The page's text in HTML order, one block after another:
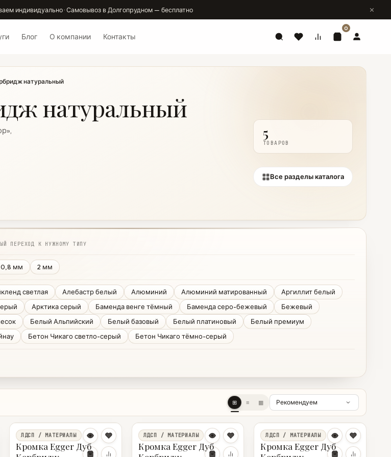
индивидуально · Самовывоз в Долгопрудном — бесплатно
Блог О компании Контакты
0
натуральный
натуральный
Все разделы каталога
5
ТОВАРОВ
ПЕРЕХОД К НУЖНОМУ ТИПУ
0,8 мм 2 мм
светлая Алебастр белый Алюминий Алюминий матированный
Аргиллит белый
Арктика серый Баменда венге тёмный Баменда серо-бежевый
Бежевый
Белый Альпийский Белый базовый Белый платиновый
Белый премиум
Бетон Чикаго светло-серый Бетон Чикаго тёмно-серый
⊞ ≡ ▦
ЛДСП / МАТЕРИАЛЫ
Кромка Egger Дуб
ЛДСП / МАТЕРИАЛЫ
Кромка Egger Дуб
ЛДСП / МАТЕРИАЛЫ
Кромка Egger Дуб